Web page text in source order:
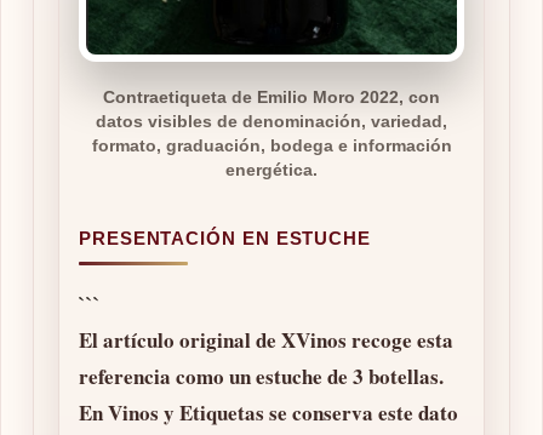
Contraetiqueta de Emilio Moro 2022, con
datos visibles de denominación, variedad,
formato, graduación, bodega e información
energética.
PRESENTACIÓN EN ESTUCHE
```
El artículo original de XVinos recoge esta
referencia como unestuche de 3 botellas.
En Vinos y Etiquetas se conserva este dato